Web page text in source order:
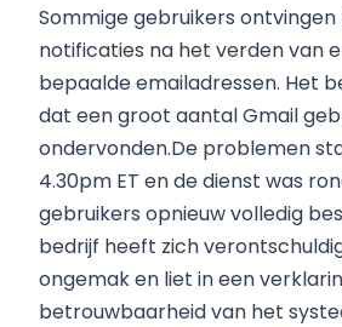
Sommige gebruikers
notificaties na het verden van
bepaalde emailadressen. Het
dat een groot aantal Gmail
ondervonden.De problemen
4.30pm ET en de dienst was
gebruikers opnieuw volledig
bedrijf heeft zich
ongemak en liet in een
betrouwbaarheid van het